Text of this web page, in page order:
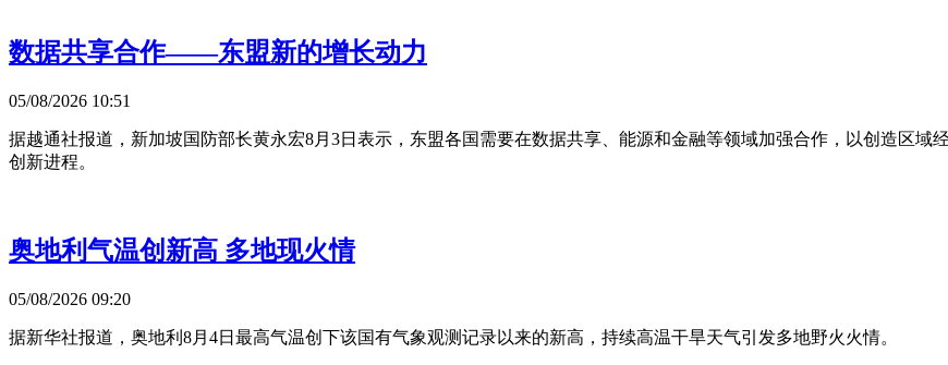
数据共享合作——东盟新的增长动力
05/08/2026 10:51
据越通社报道，新加坡国防部长黄永宏8月3日表示，东盟各国需要在数据共享、能源和金融等领域加强合作，以创造区域
创新进程。
奥地利气温创新高 多地现火情
05/08/2026 09:20
据新华社报道，奥地利8月4日最高气温创下该国有气象观测记录以来的新高，持续高温干旱天气引发多地野火火情。